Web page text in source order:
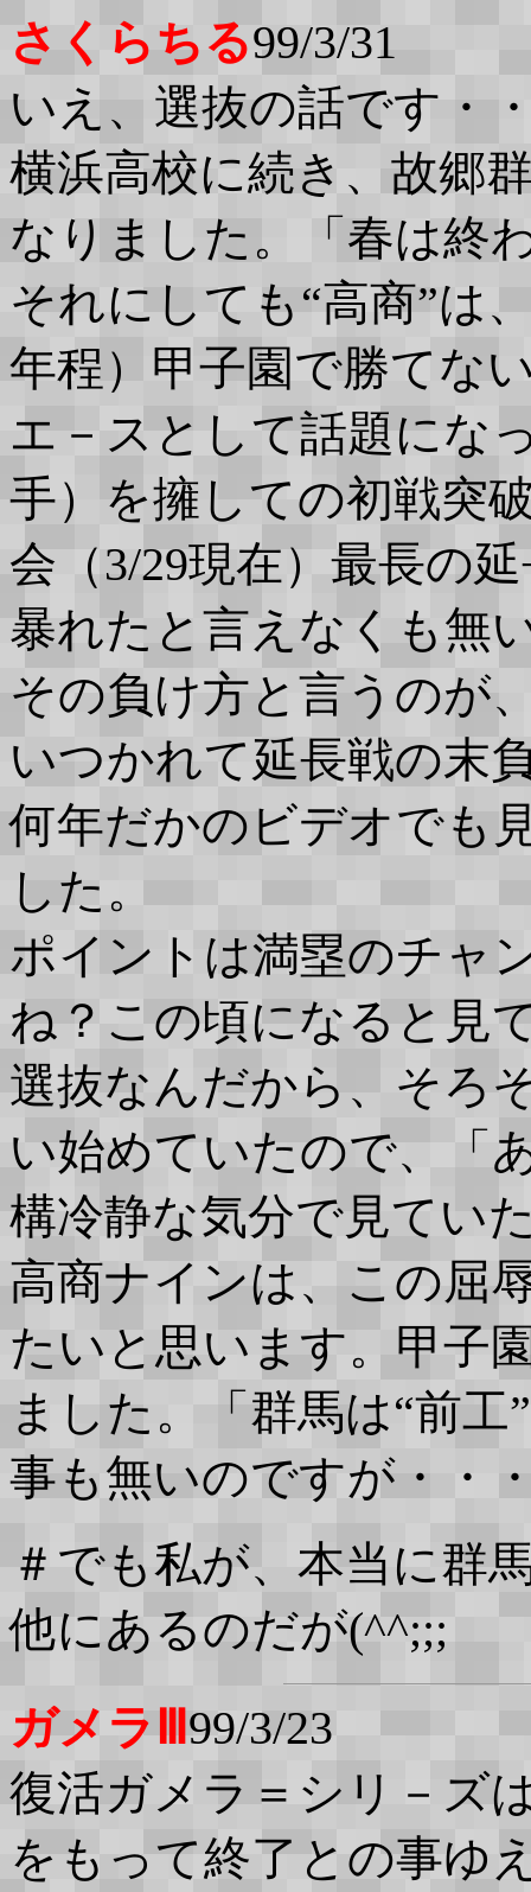
さくらちる99/3/31
いえ、選抜の話です・
横浜高校に続き、故郷
なりました。「春は終
それにしても“高商”は
年程）甲子園で勝てな
エ－スとして話題にな
手）を擁しての初戦突
会（3/29現在）最長の
暴れたと言えなくも無
その負け方と言うのが
いつかれて延長戦の末
何年だかのビデオでも
した。
ポイントは満塁のチャ
ね？この頃になると見
選抜なんだから、そろ
い始めていたので、「
構冷静な気分で見てい
高商ナインは、この屈
たいと思います。甲子
ました。「群馬は“前
事も無いのですが・・
＃でも私が、本当に群
他にあるのだが(^^;;;
ガメラⅢ 99/3/23
復活ガメラ＝シリ－ズ
をもって終了との事ゆ